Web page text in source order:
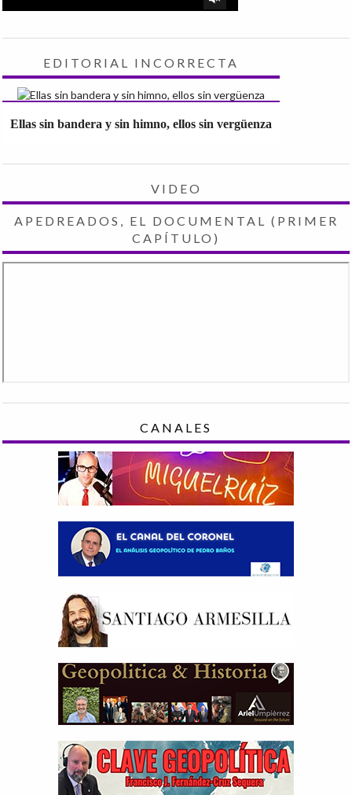
EDITORIAL INCORRECTA
Ellas sin bandera y sin himno, ellos sin vergüenza
VIDEO
APEDREADOS, EL DOCUMENTAL (PRIMER
CAPÍTULO)
CANALES